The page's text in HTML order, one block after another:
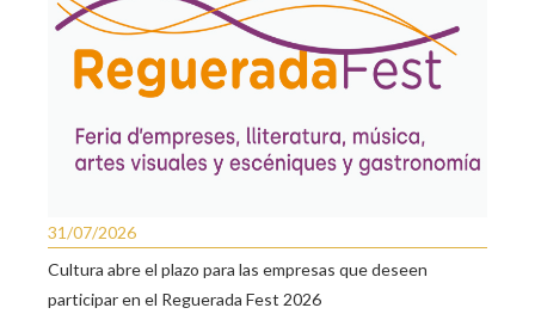
31/07/2026
Cultura abre el plazo para las empresas que deseen
participar en el Reguerada Fest 2026